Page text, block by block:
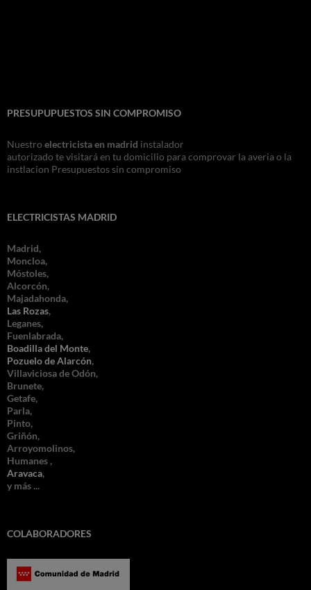
PRESUPUPUESTOS SIN COMPROMISO
Nuestro electricista en madrid instalador
autorizado te visitará en tu domicilio para comprovar la averia o la
instlacion Presupuestos sin compromiso
ELECTRICISTAS MADRID
Madrid,
Moncloa,
Móstoles,
Alcorcón,
Majadahonda,
Las Rozas,
Leganes,
Fuenlabrada,
Boadilla del Monte,
Pozuelo de Alarcón,
Villaviciosa de Odón,
Brunete,
Getafe,
Parla,
Pinto,
Griñón,
Arroyomolinos,
Humanes ,
Aravaca,
y más ...
COLABORADORES